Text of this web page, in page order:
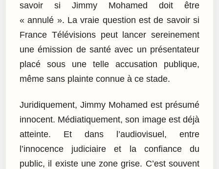
savoir si Jimmy Mohamed doit être
« annulé ». La vraie question est de savoir si
France Télévisions peut lancer sereinement
une émission de santé avec un présentateur
placé sous une telle accusation publique,
même sans plainte connue à ce stade.
Juridiquement, Jimmy Mohamed est présumé
innocent. Médiatiquement, son image est déjà
atteinte. Et dans l’audiovisuel, entre
l’innocence judiciaire et la confiance du
public, il existe une zone grise. C’est souvent